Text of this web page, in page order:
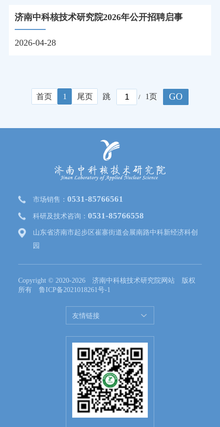
济南中科核技术研究院2026年公开招聘启事
2026-04-28
首页 1 尾页 跳 / 1页 GO
市场销售：0531-85766561
科研及技术咨询：0531-85766558
山东省济南市起步区崔寨街道会展南路中科新经济科创
园
Copyright © 2020-2026 济南中科核技术研究院网站 版权
所有鲁ICP备2021018261号-1
友情链接